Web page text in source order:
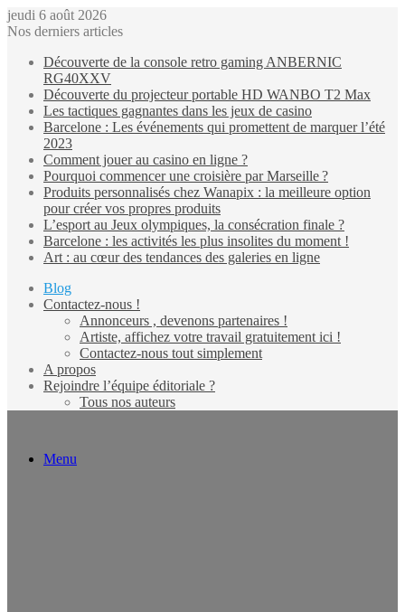
jeudi 6 août 2026
Nos derniers articles
Découverte de la console retro gaming ANBERNIC
RG40XXV
Découverte du projecteur portable HD WANBO T2 Max
Les tactiques gagnantes dans les jeux de casino
Barcelone : Les événements qui promettent de marquer l’été
2023
Comment jouer au casino en ligne ?
Pourquoi commencer une croisière par Marseille ?
Produits personnalisés chez Wanapix : la meilleure option
pour créer vos propres produits
L’esport au Jeux olympiques, la consécration finale ?
Barcelone : les activités les plus insolites du moment !
Art : au cœur des tendances des galeries en ligne
Blog
Contactez-nous !
Annonceurs , devenons partenaires !
Artiste, affichez votre travail gratuitement ici !
Contactez-nous tout simplement
A propos
Rejoindre l’équipe éditoriale ?
Tous nos auteurs
Menu